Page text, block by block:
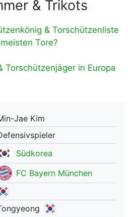
& Trikots
& Torschützenliste
Tore?
Torschützenjäger in Europa
Jae Kim
Südkorea
FC Bayern München